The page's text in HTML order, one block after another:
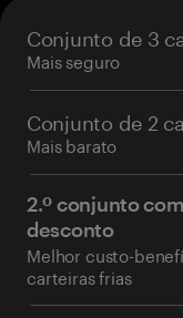
Conjunto de 3
Mais seguro
Conjunto de 2
Mais barato
2.º conjunto
desconto
Melhor custo-
carteiras frias